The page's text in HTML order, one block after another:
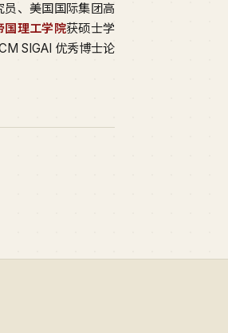
、美国国际集团高
国理工学院获硕士学
SIGAI 优秀博士论